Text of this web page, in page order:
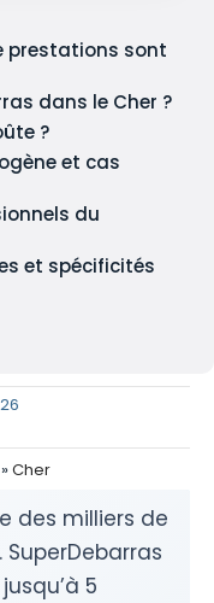
prestations sont
dans le Cher ?
?
et cas
du
et spécificités
»Cher
des milliers de
5